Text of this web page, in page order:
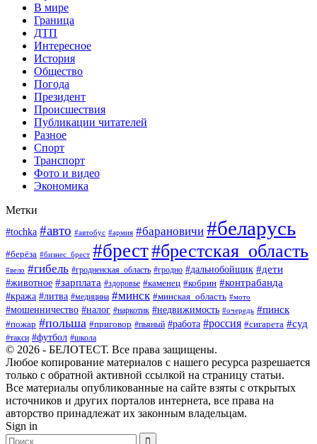
В мире
Граница
ДТП
Интересное
История
Общество
Погода
Президент
Происшествия
Публикации читателей
Разное
Спорт
Транспорт
Фото и видео
Экономика
Метки
#tochka #авто #автобус #армия #барановичи #беларусь
#берёза #бизнес_брест #брест#брестская_область
#вело #гибель #гродненская_область #гродно #дальнобойщик #дети
#животное #зарплата #здоровье #каменец #кобрин #контрабанда
#кража #литва #медицина #минск #минская_область #мото
#мошенничество #налог #наркотик #недвижимость #очередь #пинск
#пожар #польша #приговор #пьяный #работа #россия #сигарета #суд
#такси #футбол #школа
© 2026 - БЕЛОТЕСТ. Все права защищены.
Любое копирование материалов с нашего ресурса разрешается
только с обратной активной ссылкой на страницу статьи.
Все материалы опубликованные на сайте взяты с открытых
источников и других порталов интернета, все права на
авторство принадлежат их законным владельцам.
Sign in